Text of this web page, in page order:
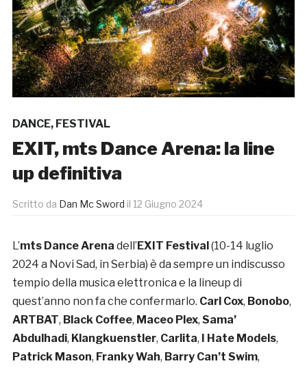
DANCE, FESTIVAL
EXIT, mts Dance Arena: la line
up definitiva
Scritto da Dan Mc Sword il 12 Giugno 2024
L’mts Dance Arena dell’ EXIT Festival (10-14 luglio
2024 a Novi Sad, in Serbia) è da sempre un indiscusso
tempio della musica elettronica e la lineup di
quest’anno non fa che confermarlo. Carl Cox, Bonobo,
ARTBAT, Black Coffee, Maceo Plex, Sama’
Abdulhadi, Klangkuenstler, Carlita, I Hate Models,
Patrick Mason, Franky Wah, Barry Can’t Swim,